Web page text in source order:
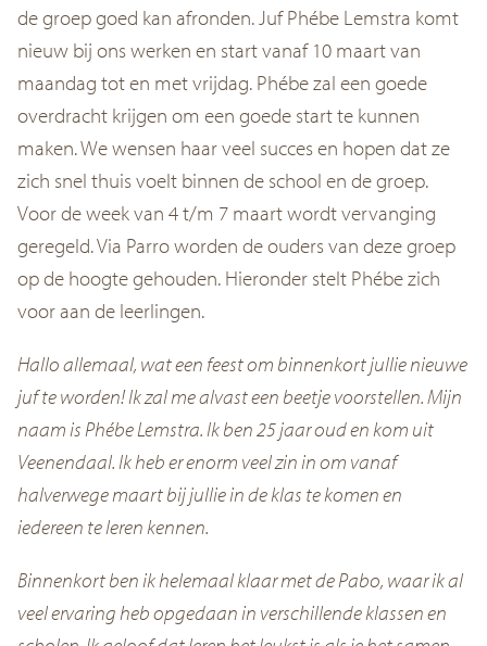
de groep goed kan afronden. Juf Phébe Lemstra komt
nieuw bij ons werken en start vanaf 10 maart van
maandag tot en met vrijdag. Phébe zal een goede
overdracht krijgen om een goede start te kunnen
maken. We wensen haar veel succes en hopen dat ze
zich snel thuis voelt binnen de school en de groep.
Voor de week van 4 t/m 7 maart wordt vervanging
geregeld. Via Parro worden de ouders van deze groep
op de hoogte gehouden. Hieronder stelt Phébe zich
voor aan de leerlingen.
Hallo allemaal, wat een feest om binnenkort jullie nieuwe
juf te worden! Ik zal me alvast een beetje voorstellen. Mijn
naam is Phébe Lemstra. Ik ben 25 jaar oud en kom uit
Veenendaal. Ik heb er enorm veel zin in om vanaf
halverwege maart bij jullie in de klas te komen en
iedereen te leren kennen.
Binnenkort ben ik helemaal klaar met de Pabo, waar ik al
veel ervaring heb opgedaan in verschillende klassen en